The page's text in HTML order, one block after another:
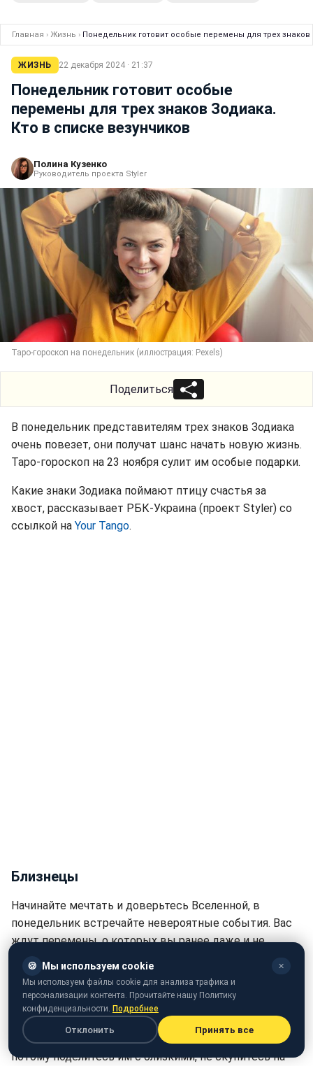
Главная › Жизнь › Понедельник готовит особые перемены для трех
ЖИЗНЬ 22 декабря 2024 · 21:37
Понедельник готовит особые
перемены для трех знаков Зодиака.
Кто в списке везунчиков
Полина Кузенко
Руководитель проекта Styler
Таро-гороскоп на понедельник (иллюстрация: Pexels)
Поделиться
В понедельник представителям трех знаков Зодиака
очень повезет, они получат шанс начать новую жизнь.
Таро-гороскоп на 23 ноября сулит им особые подарки.
Какие знаки Зодиака поймают птицу счастья за
хвост, рассказывает РБК-Украина (проект Styler) со
ссылкой на Your Tango.
Близнецы
Начинайте мечтать и доверьтесь Вселенной, в
понедельник встречайте невероятные события. Вас
ждут перемены, о которых вы ранее даже и не
Карты Таро сулят вам редкую возможность. Важно
лишь помнить о том, что люди, которые вас
окружают, тоже заслуживают счастья и радости. А
потому поделитесь им с близкими, не скупитесь на
🍪 Мы используем cookie ✕
Мы используем файлы cookie для анализа трафика и
персонализации контента. Прочитайте нашу Политику
конфиденциальности. Подробнее
Отклонить Принять все